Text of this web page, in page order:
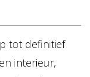
tot definitief
interieur,